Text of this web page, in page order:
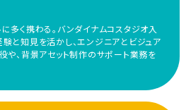
多く携わる。バンダイナムコスタジオ入
と知見を活かし、エンジニアとビジュア
や、背景アセット制作のサポート業務を